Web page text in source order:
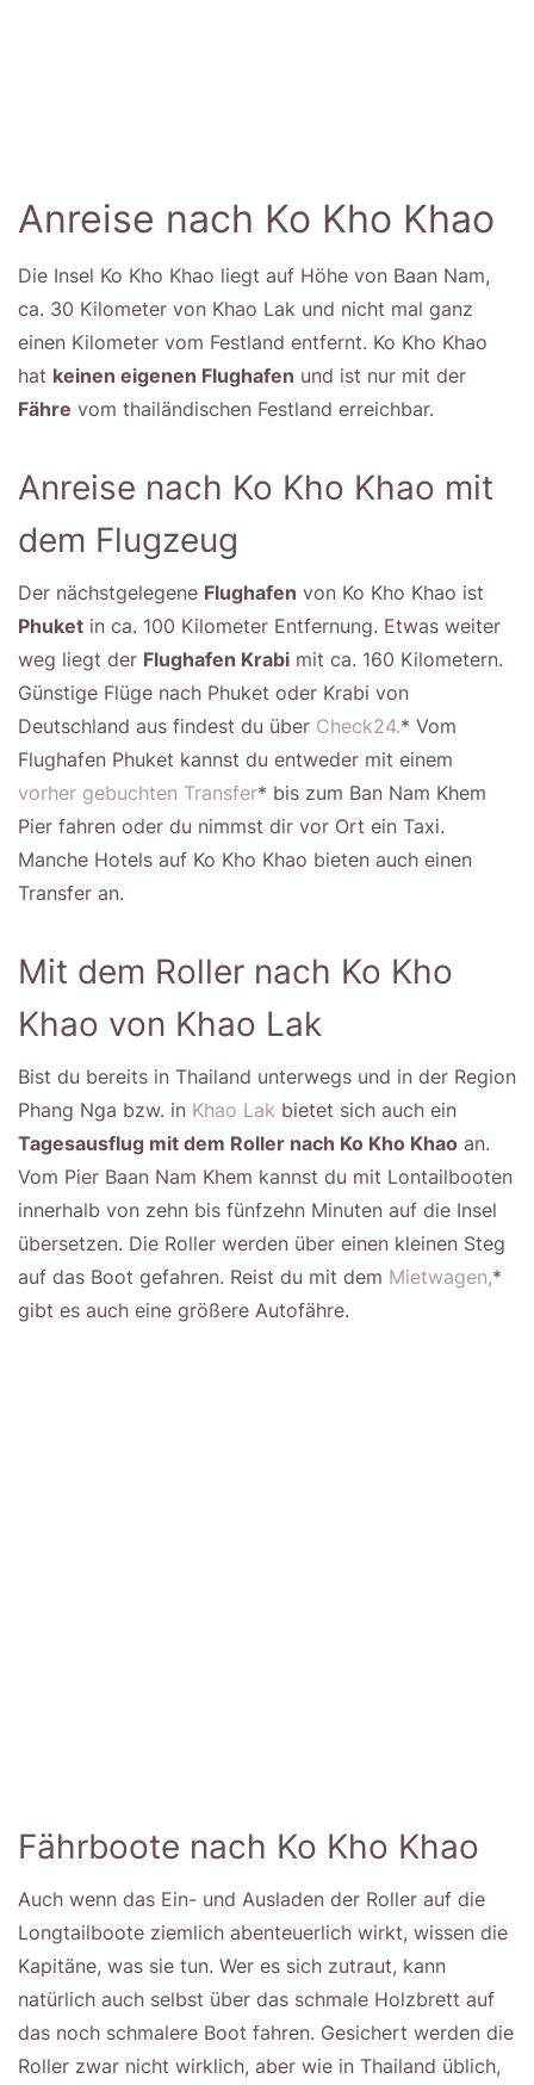
Anreise nach Ko Kho Khao
Die Insel Ko Kho Khao liegt auf Höhe von Baan Nam,
ca. 30 Kilometer von Khao Lak und nicht mal ganz
einen Kilometer vom Festland entfernt. Ko Kho Khao
hat keinen eigenen Flughafen und ist nur mit der
Fähre vom thailändischen Festland erreichbar.
Anreise nach Ko Kho Khao mit
dem Flugzeug
Der nächstgelegene Flughafen von Ko Kho Khao ist
Phuket in ca. 100 Kilometer Entfernung. Etwas weiter
weg liegt der Flughafen Krabi mit ca. 160 Kilometern.
Günstige Flüge nach Phuket oder Krabi von
Deutschland aus findest du über Check24.* Vom
Flughafen Phuket kannst du entweder mit einem
vorher gebuchten Transfer* bis zum Ban Nam Khem
Pier fahren oder du nimmst dir vor Ort ein Taxi.
Manche Hotels auf Ko Kho Khao bieten auch einen
Transfer an.
Mit dem Roller nach Ko Kho
Khao von Khao Lak
Bist du bereits in Thailand unterwegs und in der Region
Phang Nga bzw. in Khao Lak bietet sich auch ein
Tagesausflug mit dem Roller nach Ko Kho Khao an.
Vom Pier Baan Nam Khem kannst du mit Lontailbooten
innerhalb von zehn bis fünfzehn Minuten auf die Insel
übersetzen. Die Roller werden über einen kleinen Steg
auf das Boot gefahren. Reist du mit dem Mietwagen,*
gibt es auch eine größere Autofähre.
Fährboote nach Ko Kho Khao
Auch wenn das Ein- und Ausladen der Roller auf die
Longtailboote ziemlich abenteuerlich wirkt, wissen die
Kapitäne, was sie tun. Wer es sich zutraut, kann
natürlich auch selbst über das schmale Holzbrett auf
das noch schmalere Boot fahren. Gesichert werden die
Roller zwar nicht wirklich, aber wie in Thailand üblich,